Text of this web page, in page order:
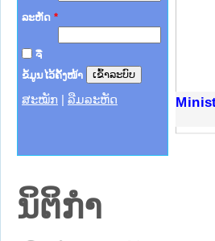
ລະຫັດ *
ຈື່
ຂໍ້ມູນໄວ້ຄັ້ງໜ້າ
ສະໝັກ ລືມລະຫັດ
ຫດທາງລັດຖະການ ໃຫ້ຜູ້
ຕິບັດວຽກງານຈົດໝາຍເຫດ
ດໝາຍເຫດທາງລັດຖະການ
ດໝາຍເຫດທາງລັດຖະການ
ວັບໄຊຈົດໝາຍເຫດທາງ
ວັບໄຊຈົດໝາຍເຫດທາງ
ລັດຖະການໃຫ້ຜູ້ປະສານງານ
ຫດທາງລັດຖະການ ໃຫ້ຜູ້
ນິຕິກໍາ